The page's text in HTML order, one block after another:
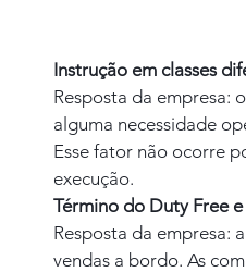
Instrução em classes
Resposta da empresa:
alguma necessidade
Esse fator não ocorre
execução.
Término do Duty Free
Resposta da empresa:
vendas a bordo. As